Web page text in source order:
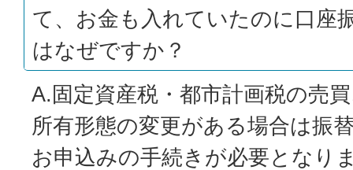
て、お金も入れていたのに口座
はなぜですか？
A.固定資産税・都市計画税の売
所有形態の変更がある場合は振
お申込みの手続きが必要となり